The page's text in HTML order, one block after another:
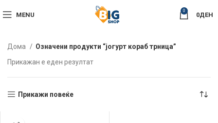
MENU
0
0ДЕН
Дома
Означени продукти “јогурт кораб трница”
Прикажан е еден резултат
Прикажи повеќе